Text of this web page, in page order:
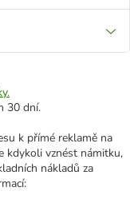
30 dní.
k přímé reklamě na
kdykoli vznést námitku,
nákladů za